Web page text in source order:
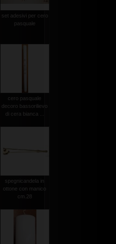
set adesivi per cero
pasquale
cero pasquale
decoro bassorilievo
di cera bianca ...
spegnicandela in
ottone con manico
cm.28